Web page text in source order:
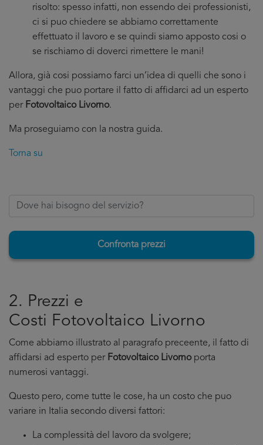
risolto: spesso infatti, non essendo dei professionisti,
ci si puo chiedere se abbiamo correttamente
effettuato il lavoro e se quindi siamo apposto cosi o
se rischiamo di doverci rimettere le mani!
Allora, già cosi possiamo farci un’idea di quelli che sono i
vantaggi che puo portare il fatto di affidarci ad un esperto
per Fotovoltaico Livorno.
Ma proseguiamo con la nostra guida.
Torna su
Confronta prezzi
2. Prezzi e
Costi Fotovoltaico Livorno
Come abbiamo illustrato al paragrafo preceente, il fatto di
affidarsi ad esperto per Fotovoltaico Livornoporta
numerosi vantaggi.
Questo pero, come tutte le cose, ha un costo che puo
variare in Italia secondo diversi fattori:
La complessità del lavoro da svolgere;